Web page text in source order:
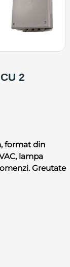
2
format din
lampa
Greutate